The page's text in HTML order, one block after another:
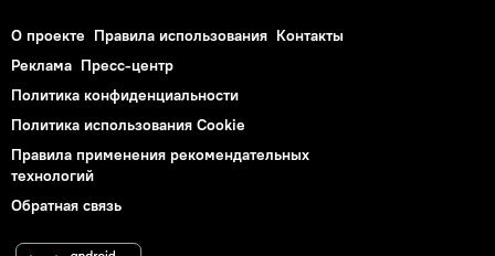
О проекте Правила использования Контакты
Реклама Пресс-центр
Политика конфиденциальности
Политика использования Cookie
Правила применения рекомендательных
технологий
Обратная связь